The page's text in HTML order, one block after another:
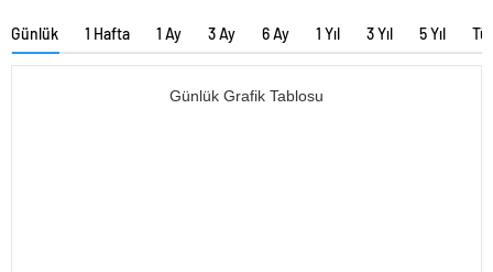
Günlük 1 Hafta 1 Ay 3 Ay 6 Ay 1 Yıl 3 Yıl 5 Yıl
Günlük Grafik Tablosu